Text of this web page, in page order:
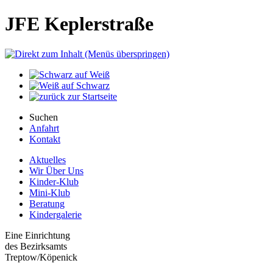
JFE Keplerstraße
Suchen
Anfahrt
Kontakt
Aktuelles
Wir Über Uns
Kinder-Klub
Mini-Klub
Beratung
Kindergalerie
Eine Einrichtung
des Bezirksamts
Treptow/Köpenick